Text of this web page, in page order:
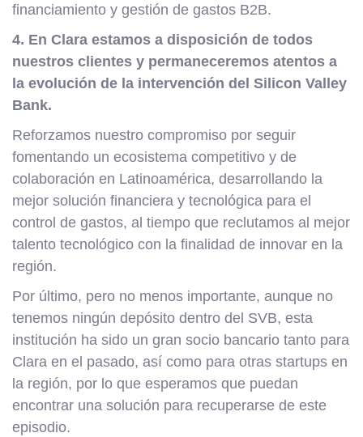
financiamiento y gestión de gastos B2B.
4. En Clara estamos a disposición de todos
nuestros clientes y permaneceremos atentos a
la evolución de la intervención del Silicon Valley
Bank.
Reforzamos nuestro compromiso por seguir
fomentando un ecosistema competitivo y de
colaboración en Latinoamérica, desarrollando la
mejor solución financiera y tecnológica para el
control de gastos, al tiempo que reclutamos al mejor
talento tecnológico con la finalidad de innovar en la
región.
Por último, pero no menos importante, aunque no
tenemos ningún depósito dentro del SVB, esta
institución ha sido un gran socio bancario tanto para
Clara en el pasado, así como para otras startups en
la región, por lo que esperamos que puedan
encontrar una solución para recuperarse de este
episodio.